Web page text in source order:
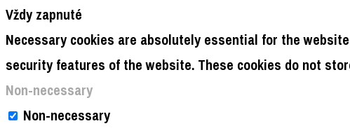
Vždy zapnuté
Necessary cookies are absolutely essential for the
security features of the website. These cookies do not
Non-necessary
Non-necessary